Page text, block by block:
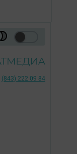
(843) 222 09 84